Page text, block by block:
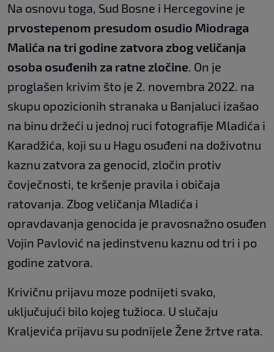
Na osnovu toga, Sud Bosne i Hercegovine je
prvostepenom presudom osudio Miodraga
Malića na tri godine zatvora zbog veličanja
osoba osuđenih za ratne zločine. On je
proglašen krivim što je 2. novembra 2022. na
skupu opozicionih stranaka u Banjaluci izašao
na binu držeći u jednoj ruci fotografije Mladića i
Karadžića, koji su u Hagu osuđeni na doživotnu
kaznu zatvora za genocid, zločin protiv
čovječnosti, te kršenje pravila i običaja
ratovanja. Zbog veličanja Mladića i
opravdavanja genocida je pravosnažno osuđen
Vojin Pavlović na jedinstvenu kaznu od tri i po
godine zatvora.
Krivičnu prijavu moze podnijeti svako,
uključujući bilo kojeg tužioca. U slučaju
Kraljevića prijavu su podnijele Žene žrtve rata.